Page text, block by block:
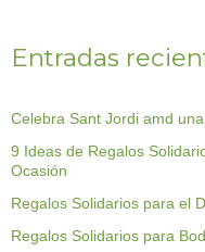
Entradas
Celebra Sant Jordi amd
9 Ideas de Regalos
Ocasión
Regalos Solidarios para el
Regalos Solidarios para